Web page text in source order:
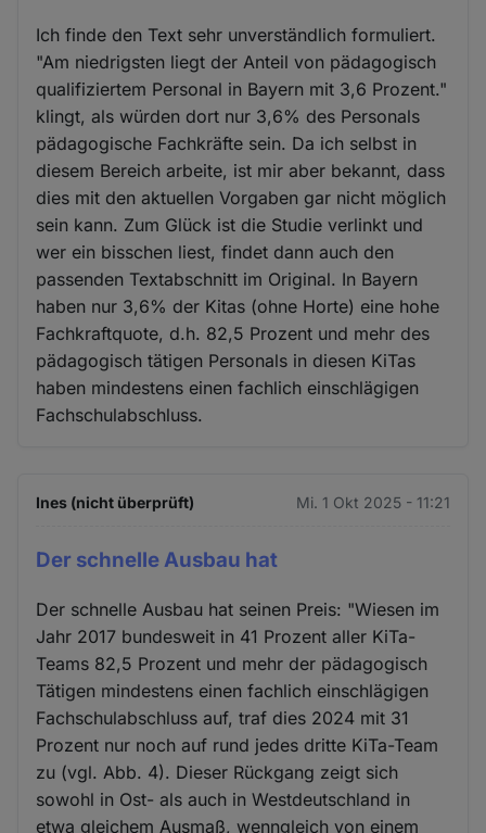
Ich finde den Text sehr unverständlich formuliert.
"Am niedrigsten liegt der Anteil von pädagogisch
qualifiziertem Personal in Bayern mit 3,6 Prozent."
klingt, als würden dort nur 3,6% des Personals
pädagogische Fachkräfte sein. Da ich selbst in
diesem Bereich arbeite, ist mir aber bekannt, dass
dies mit den aktuellen Vorgaben gar nicht möglich
sein kann. Zum Glück ist die Studie verlinkt und
wer ein bisschen liest, findet dann auch den
passenden Textabschnitt im Original. In Bayern
haben nur 3,6% der Kitas (ohne Horte) eine hohe
Fachkraftquote, d.h. 82,5 Prozent und mehr des
pädagogisch tätigen Personals in diesen KiTas
haben mindestens einen fachlich einschlägigen
Fachschulabschluss.
Ines (nicht überprüft) Mi. 1 Okt 2025 - 11:21
Der schnelle Ausbau hat
Der schnelle Ausbau hat seinen Preis: "Wiesen im
Jahr 2017 bundesweit in 41 Prozent aller KiTa-
Teams 82,5 Prozent und mehr der pädagogisch
Tätigen mindestens einen fachlich einschlägigen
Fachschulabschluss auf, traf dies 2024 mit 31
Prozent nur noch auf rund jedes dritte KiTa-Team
zu (vgl. Abb. 4). Dieser Rückgang zeigt sich
sowohl in Ost- als auch in Westdeutschland in
etwa gleichem Ausmaß, wenngleich von einem